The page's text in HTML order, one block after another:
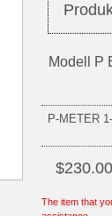
Modell P
P-METER
The item that